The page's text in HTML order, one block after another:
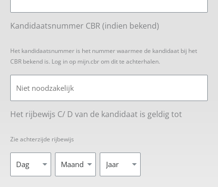
Kandidaatsnummer CBR (indien bekend)
Het kandidaatsnummer is het nummer waarmee de kandidaat bij het
CBR bekend is. Log in op mijn.cbr om dit te achterhalen.
Het rijbewijs C/ D van de kandidaat is geldig tot
Zie achterzijde rijbewijs
Dag Maand Jaar